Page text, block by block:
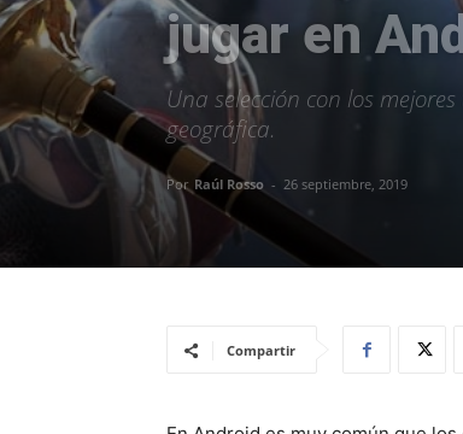
jugar en
Una selección con los
geográfica.
Por Raúl Rosso - 26 septiembre, 2019
Compartir